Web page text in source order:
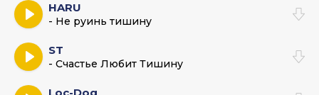
HARU
- Не руинь тишину
ST
- Счастье Любит Тишину